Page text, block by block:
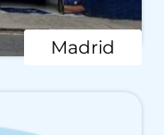
Madrid